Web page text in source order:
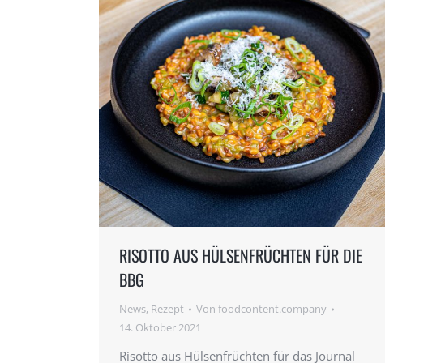
RISOTTO AUS HÜLSENFRÜCHTEN FÜR DIE
BBG
News, Rezept Von foodcontent.company
14. Oktober 2021
Risotto aus Hülsenfrüchten für das Journal